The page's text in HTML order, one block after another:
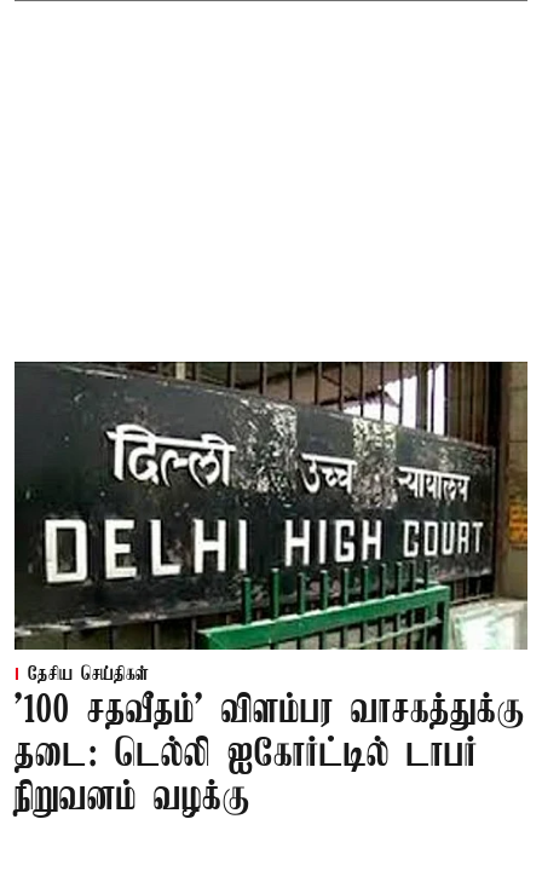
தேசிய செய்திகள்
'100 சதவீதம்' விளம்பர வாசகத்துக்கு
தடை: டெல்லி ஐகோர்ட்டில் டாபர்
நிறுவனம் வழக்கு